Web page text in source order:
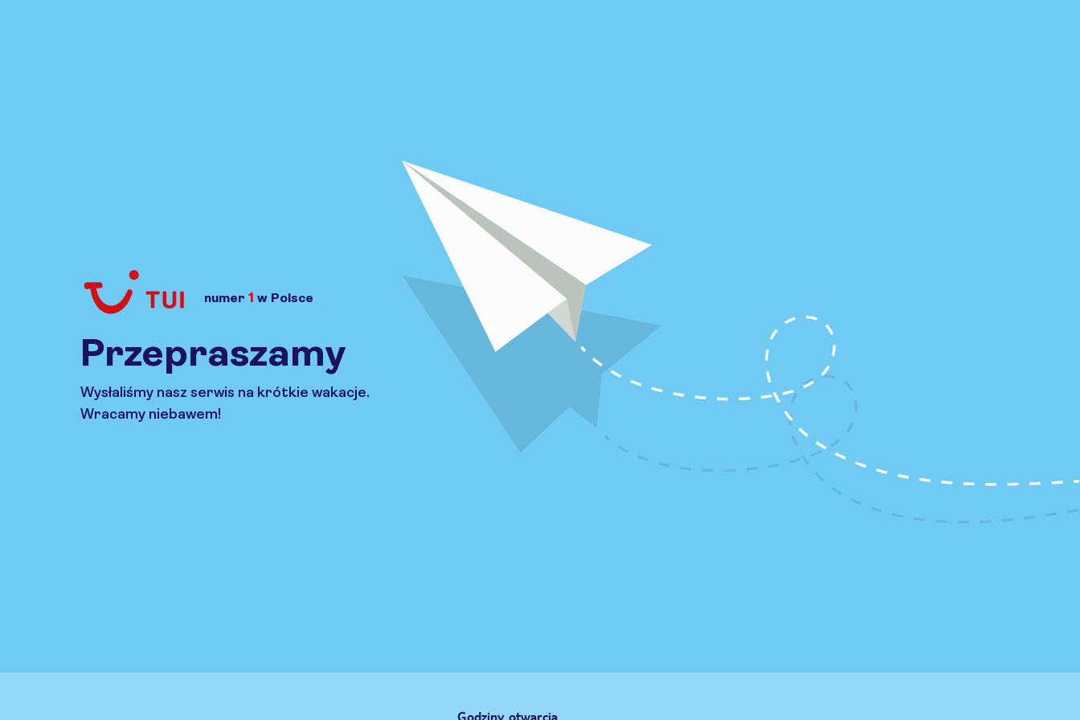
numer 1 w Polsce
Przepraszamy
Wysłaliśmy nasz serwis na krótkie wakacje.
Wracamy niebawem!
Godziny otwarcia